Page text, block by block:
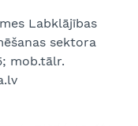
Labklājības
sektora
mob.tālr.